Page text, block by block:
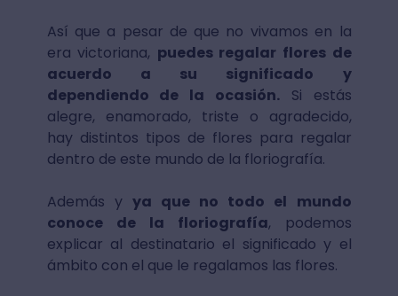
Así que a pesar de que no vivamos en la
era victoriana, puedes regalar flores de
acuerdo a su significado y
dependiendo de la ocasión.Si estás
alegre, enamorado, triste o agradecido,
hay distintos tipos de flores para regalar
dentro de este mundo de la floriografía.
Además y ya que no todo el mundo
conoce de la floriografía, podemos
explicar al destinatario el significado y el
ámbito con el que le regalamos las flores.